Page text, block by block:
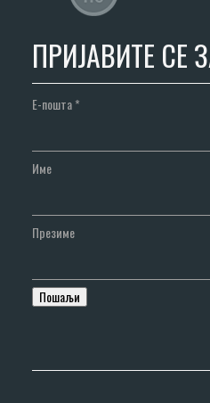
ПРИЈАВИТЕ СЕ
Е-пошта*
Име
Презиме